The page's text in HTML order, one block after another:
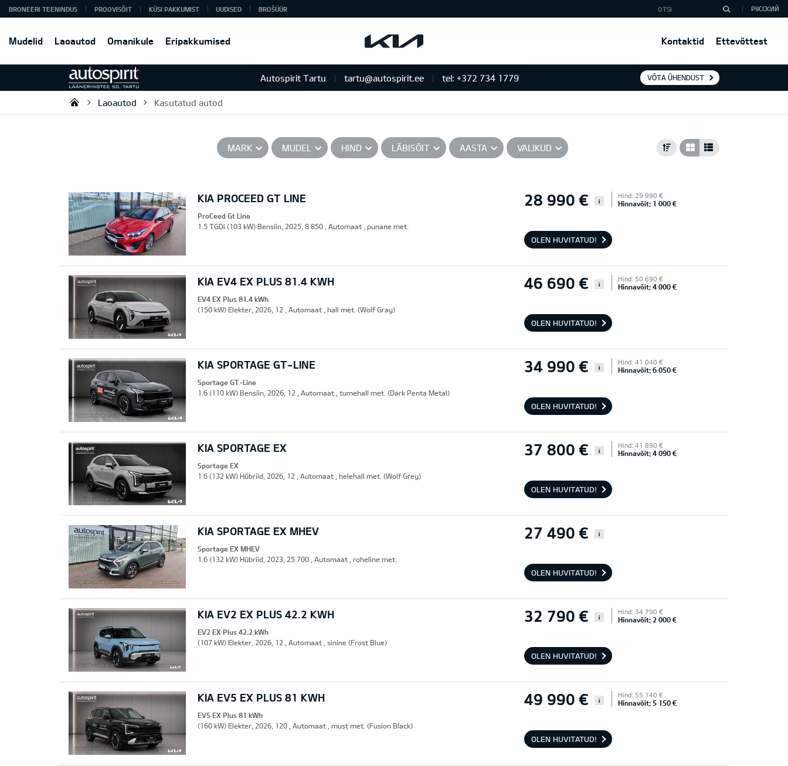
Mudelid Laoautod Omanikule Eripakkumised Kontaktid Ettevõttest
BRONEERI TEENINDUS PROOVISÕIT KÜSI PAKKUMIST UUDISED BROŠÜÜR РУССКИЙ
Autospirit Tartu tartu@autospirit.ee tel: +372 734 1779 VÕTA ÜHENDUST
Autospirit Tartu OÜ
Laoautod Kasutatud autod
MARK MUDEL HIND LÄBISÕIT AASTA VALIKUD
KIA PROCEED GT LINE 28 990 € i
Hind: 29 990 €
Hinnavõit: 1 000 €
ProCeed Gt Line
1.5 TGDi (103 kW) Bensiin, 2025, 8 850 , Automaat , punane met.
OLEN HUVITATUD!
KIA EV4 EX PLUS 81.4 KWH 46 690 € i
Hind: 50 690 €
Hinnavõit: 4 000 €
EV4 EX Plus 81.4 kWh
(150 kW) Elekter, 2026, 12 , Automaat , hall met. (Wolf Gray)
OLEN HUVITATUD!
KIA SPORTAGE GT-LINE 34 990 € i
Hind: 41 040 €
Hinnavõit: 6 050 €
Sportage GT-Line
1.6 (110 kW) Bensiin, 2026, 12 , Automaat , tumehall met. (Dark Penta Metal)
OLEN HUVITATUD!
KIA SPORTAGE EX 37 800 € i
Hind: 41 890 €
Hinnavõit: 4 090 €
Sportage EX
1.6 (132 kW) Hübriid, 2026, 12 , Automaat , helehall met. (Wolf Grey)
OLEN HUVITATUD!
KIA SPORTAGE EX MHEV 27 490 € i
Sportage EX MHEV
1.6 (132 kW) Hübriid, 2023, 25 700 , Automaat , roheline met.
OLEN HUVITATUD!
KIA EV2 EX PLUS 42.2 KWH 32 790 € i
Hind: 34 790 €
Hinnavõit: 2 000 €
EV2 EX Plus 42.2 kWh
(107 kW) Elekter, 2026, 12 , Automaat , sinine (Frost Blue)
OLEN HUVITATUD!
KIA EV5 EX PLUS 81 KWH 49 990 € i
Hind: 55 140 €
Hinnavõit: 5 150 €
EV5 EX Plus 81 kWh
(160 kW) Elekter, 2026, 120 , Automaat , must met. (Fusion Black)
OLEN HUVITATUD!